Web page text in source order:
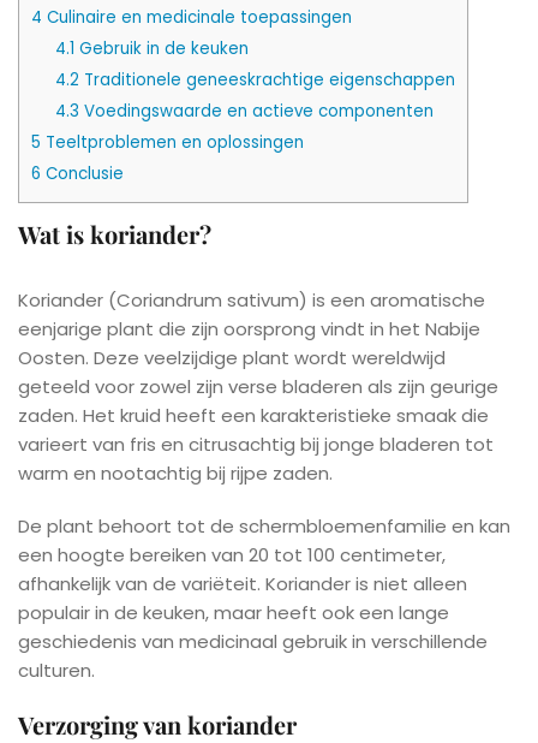
4 Culinaire en medicinale toepassingen
4.1 Gebruik in de keuken
4.2 Traditionele geneeskrachtige eigenschappen
4.3 Voedingswaarde en actieve componenten
5 Teeltproblemen en oplossingen
6 Conclusie
Wat is koriander?
Koriander (Coriandrum sativum) is een aromatische
eenjarige plant die zijn oorsprong vindt in het Nabije
Oosten. Deze veelzijdige plant wordt wereldwijd
geteeld voor zowel zijn verse bladeren als zijn geurige
zaden. Het kruid heeft een karakteristieke smaak die
varieert van fris en citrusachtig bij jonge bladeren tot
warm en nootachtig bij rijpe zaden.
De plant behoort tot de schermbloemenfamilie en kan
een hoogte bereiken van 20 tot 100 centimeter,
afhankelijk van de variëteit. Koriander is niet alleen
populair in de keuken, maar heeft ook een lange
geschiedenis van medicinaal gebruik in verschillende
culturen.
Verzorging van koriander